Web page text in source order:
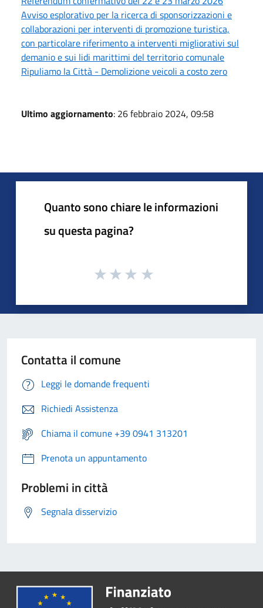
Avviso esplorativo per la ricerca di sponsorizzazioni e
collaborazioni per interventi di promozione turistica,
con particolare riferimento a interventi migliorativi sul
demanio e sui lidi marittimi del territorio comunale
Ripuliamo la Città - Demolizione veicoli a costo zero
Ultimo aggiornamento: 26 febbraio 2024, 09:58
Quanto sono chiare le informazioni
su questa pagina?
Contatta il comune
Leggi le domande frequenti
Richiedi Assistenza
Chiama il comune +39 0941 313201
Prenota un appuntamento
Problemi in città
Segnala disservizio